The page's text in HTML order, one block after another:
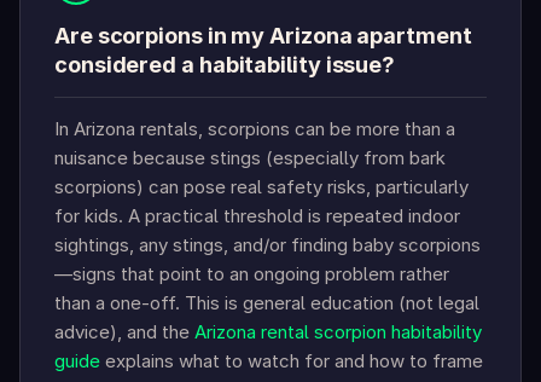
Are scorpions in my Arizona apartment
considered a habitability issue?
In Arizona rentals, scorpions can be more than a
nuisance because stings (especially from bark
scorpions) can pose real safety risks, particularly
for kids. A practical threshold is repeated indoor
sightings, any stings, and/or finding baby scorpions
—signs that point to an ongoing problem rather
than a one-off. This is general education (not legal
advice), and the Arizona rental scorpion habitability
guide explains what to watch for and how to frame